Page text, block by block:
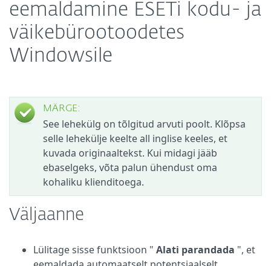
eemaldamine ESETi kodu- ja
väikebürootoodetes
Windowsile
MÄRGE:
See lehekülg on tõlgitud arvuti poolt. Klõpsa
selle lehekülje keelte all inglise keeles, et
kuvada originaaltekst. Kui midagi jääb
ebaselgeks, võta palun ühendust oma
kohaliku klienditoega.
Väljaanne
Lülitage sisse funktsioon " Alati parandada ", et